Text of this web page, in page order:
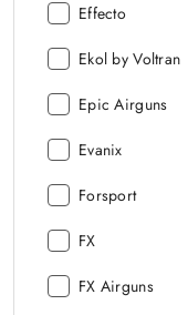
Producent:
Effecto
Producent:
Ekol by Voltran
Producent:
Epic Airguns
Producent:
Evanix
Producent:
Forsport
Producent:
FX
Producent:
FX Airguns